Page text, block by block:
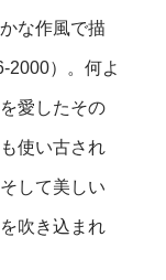
な作風で描
2000）。何よ
愛したその
使い古され
して美しい
吹き込まれ